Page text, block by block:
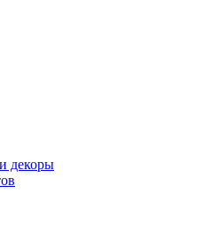
декоры